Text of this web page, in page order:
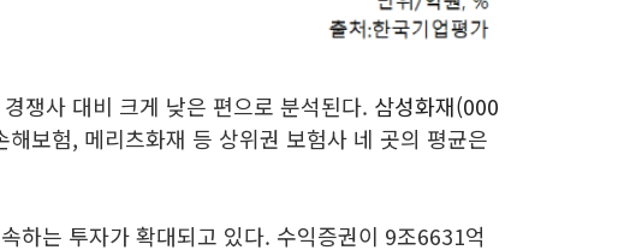
쟁사 대비 크게 낮은 편으로 분석된다. 삼성화재(000
해보험, 메리츠화재 등 상위권 보험사 네 곳의 평균은
하는 투자가 확대되고 있다. 수익증권이 9조6631억